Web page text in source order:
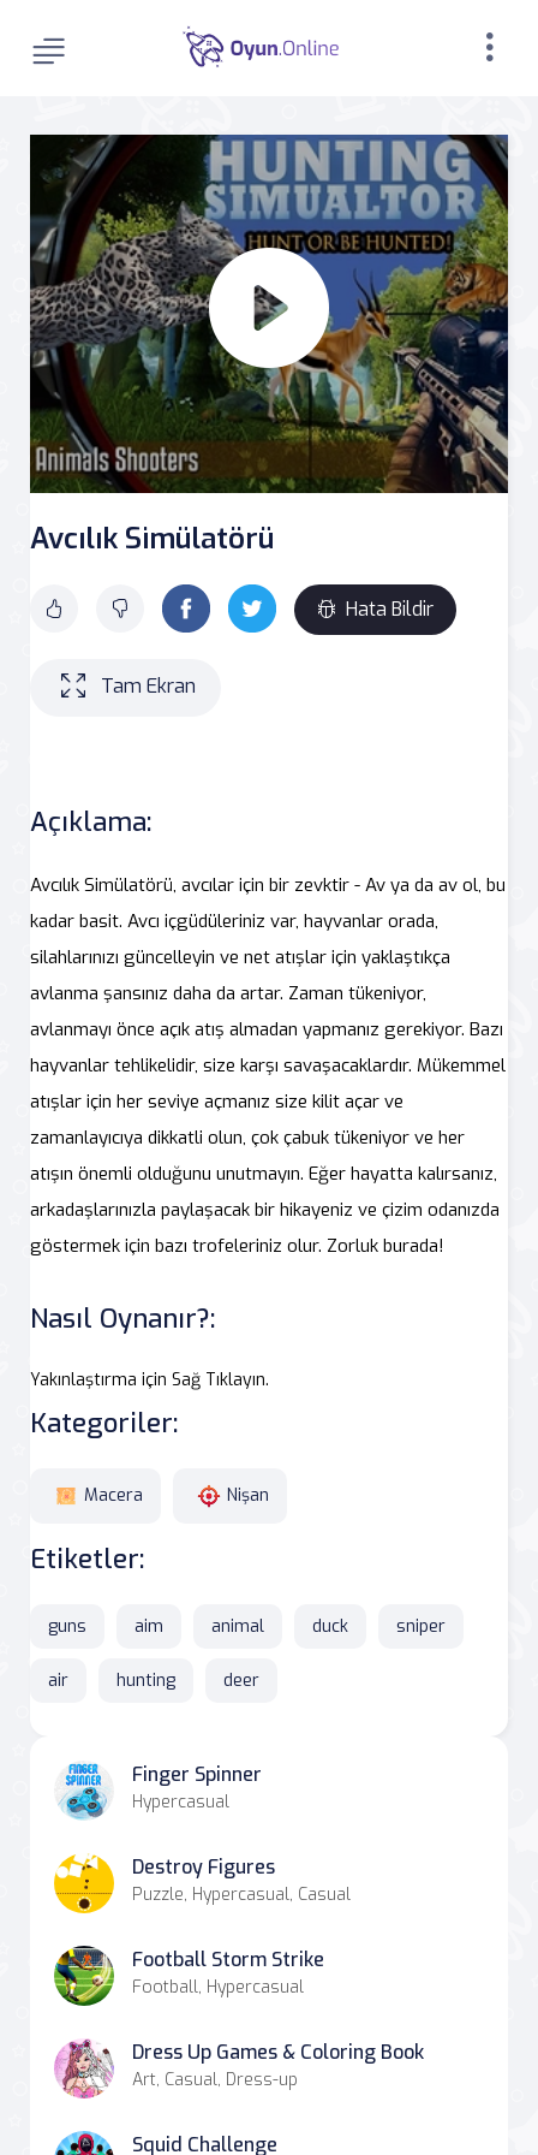
Avcılık Simülatörü
Hata Bildir
Tam Ekran
Açıklama:
Avcılık Simülatörü, avcılar için bir zevktir - Av ya da av ol, bu
kadar basit. Avcı içgüdüleriniz var, hayvanlar orada,
silahlarınızı güncelleyin ve net atışlar için yaklaştıkça
avlanma şansınız daha da artar. Zaman tükeniyor,
avlanmayı önce açık atış almadan yapmanız gerekiyor. Bazı
hayvanlar tehlikelidir, size karşı savaşacaklardır. Mükemmel
atışlar için her seviye açmanız size kilit açar ve
zamanlayıcıya dikkatli olun, çok çabuk tükeniyor ve her
atışın önemli olduğunu unutmayın. Eğer hayatta kalırsanız,
arkadaşlarınızla paylaşacak bir hikayeniz ve çizim odanızda
göstermek için bazı trofeleriniz olur. Zorluk burada!
Nasıl Oynanır?:
Yakınlaştırma için Sağ Tıklayın.
Kategoriler:
Macera Nişan
Etiketler:
guns aim animal duck sniper
air hunting deer
Finger Spinner
Hypercasual
Destroy Figures
Puzzle, Hypercasual, Casual
Football Storm Strike
Football, Hypercasual
Dress Up Games & Coloring Book
Art, Casual, Dress-up
Squid Challenge